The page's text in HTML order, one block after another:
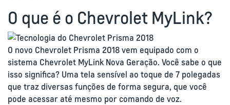
O que é o Chevrolet MyLink?
O novo Chevrolet Prisma 2018 vem equipado com o
sistema Chevrolet MyLink Nova Geração. Você sabe o que
isso significa? Uma tela sensível ao toque de 7 polegadas
que traz diversas funções de forma segura, que você
pode acessar até mesmo por comando de voz.